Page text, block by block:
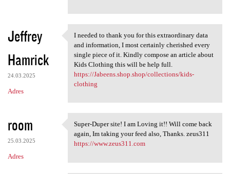
Jeffrey
Hamrick
24.03.2025
Adres
I needed to thank you for
I needed to thank you for this extraordinary data
and information, I most certainly cherished every
single piece of it. Kindly compose an article about
Kids Clothing this will be help full.
https://Jabeens.shop.shop/collections/kids-
clothing
room
25.03.2025
Adres
Super-Duper site! I am Loving
Super-Duper site! I am Loving it!! Will come back
again, Im taking your feed also, Thanks. zeus311
https://www.zeus311.com